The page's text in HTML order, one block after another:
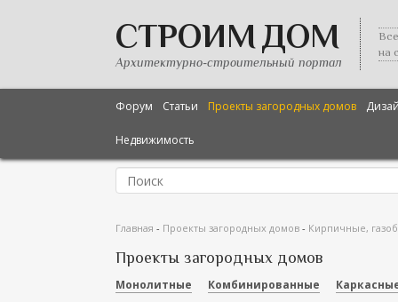
СТРОИМ ДОМ
Архитектурно-строительный портал
на
Форум Статьи Проекты загородных домов
Недвижимость
Главная - Проекты загородных домов - Кирпичные,
Проекты загородных домов
Монолитные Комбинированные